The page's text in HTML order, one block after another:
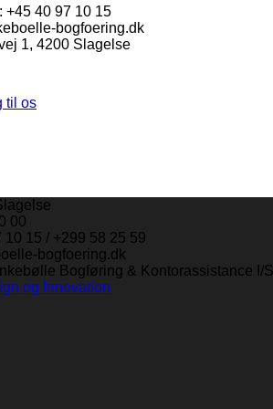
+45 40 97 10 15
bogfoering.dk
1, 4200 Slagelse
til os
00
15 / +299 58 25 59
bogfoering.dk
Bogføring & Kontorassistance I/S
og Innovation